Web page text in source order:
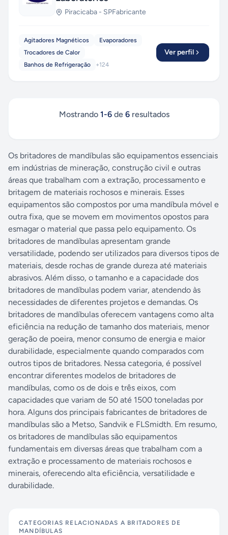
Piracicaba - SPFabricante
Agitadores Magnéticos
Evaporadores
Trocadores de Calor
Banhos de Refrigeração
+124
Ver perfil
Mostrando 1-6de 6resultados
Os britadores de mandíbulas são equipamentos essenciais
em indústrias de mineração, construção civil e outras
áreas que trabalham com a extração, processamento e
britagem de materiais rochosos e minerais. Esses
equipamentos são compostos por uma mandíbula móvel e
outra fixa, que se movem em movimentos opostos para
esmagar o material que passa pelo equipamento. Os
britadores de mandíbulas apresentam grande
versatilidade, podendo ser utilizados para diversos tipos de
materiais, desde rochas de grande dureza até materiais
abrasivos. Além disso, o tamanho e a capacidade dos
britadores de mandíbulas podem variar, atendendo às
necessidades de diferentes projetos e demandas. Os
britadores de mandíbulas oferecem vantagens como alta
eficiência na redução de tamanho dos materiais, menor
geração de poeira, menor consumo de energia e maior
durabilidade, especialmente quando comparados com
outros tipos de britadores. Nessa categoria, é possível
encontrar diferentes modelos de britadores de
mandíbulas, como os de dois e três eixos, com
capacidades que variam de 50 até 1500 toneladas por
hora. Alguns dos principais fabricantes de britadores de
mandíbulas são a Metso, Sandvik e FLSmidth. Em resumo,
os britadores de mandíbulas são equipamentos
fundamentais em diversas áreas que trabalham com a
extração e processamento de materiais rochosos e
minerais, oferecendo alta eficiência, versatilidade e
durabilidade.
CATEGORIAS RELACIONADAS A BRITADORES DE
MANDÍBULAS